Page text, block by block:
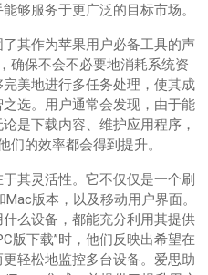
够服务于更广泛的目标市场。
其作为苹果用户必备工具的声
确保不会不必要地消耗系统资
美地进行多任务处理，使其成
选。用户通常会发现，由于能
是下载内容、维护应用程序，
们的效率都会得到提升。
其灵活性。它不仅仅是一个刷
版本，以及移动用户界面。
么设备，都能充分利用其提供
版下载”时，他们反映出希望在
轻松地监控多台设备。爱思助